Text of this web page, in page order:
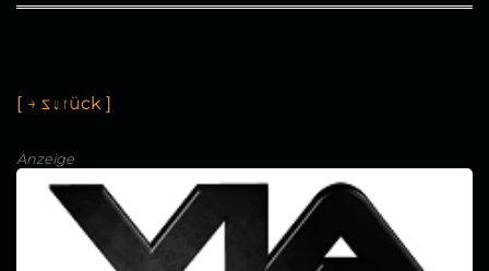
[ ← z u rück ]
Anzeige